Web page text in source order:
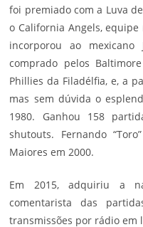
foi premiado com a Luva
o California Angels,
incorporou ao
comprado pelos
Phillies da Filadélfia, e, a
mas sem dúvida o
1980. Ganhou 158
shutouts. Fernando
Maiores em 2000.
Em 2015, adquiriu a
comentarista das
transmissões por rádio em